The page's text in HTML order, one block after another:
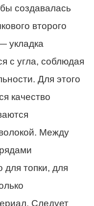
создавалась
второго
укладка
с угла, соблюдая
Для этого
качество
Между
для топки, для
Следует